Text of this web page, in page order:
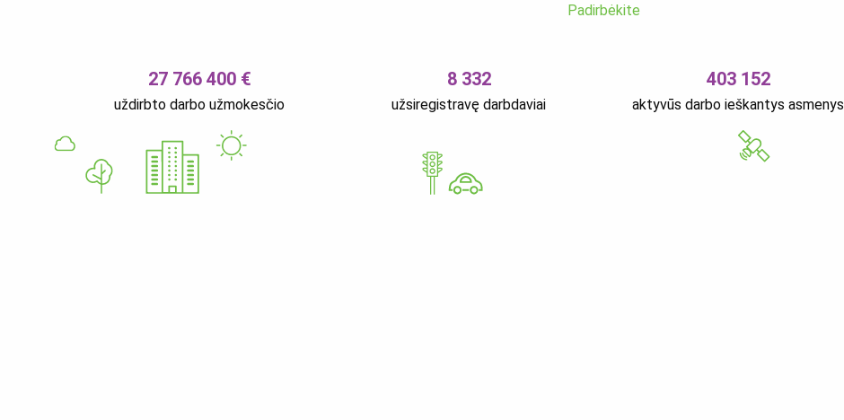
Padirbėkite
27 766 400 €
uždirbto darbo užmokesčio
8 332
užsiregistravę darbdaviai
403 152
aktyvūs darbo ieškantys asmenys